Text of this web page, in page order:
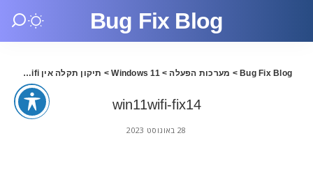
Bug Fix Blog
Bug Fix Blog
> מערכות הפעלה >
Windows 11
> תיקון תקלה אין wifi בווינדוס 11
win11wifi-fix14
28 באוגוסט 2023